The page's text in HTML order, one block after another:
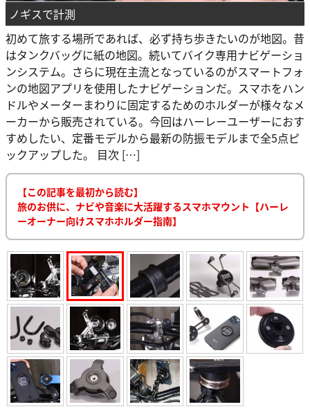
ノギスで計測
初めて旅する場所であれば、必ず持ち歩きたいのが地図。昔
はタンクバッグに紙の地図。続いてバイク専用ナビゲーショ
ンシステム。さらに現在主流となっているのがスマートフォ
ンの地図アプリを使用したナビゲーションだ。スマホをハン
ドルやメーターまわりに固定するためのホルダーが様々なメ
ーカーから販売されている。今回はハーレーユーザーにおす
すめしたい、定番モデルから最新の防振モデルまで全5点ピ
ックアップした。 目次 […]
【この記事を最初から読む】
旅のお供に、ナビや音楽に大活躍するスマホマウント【ハーレ
ーオーナー向けスマホホルダー指南】